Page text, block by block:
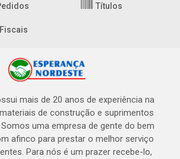
Títulos
mais de 20 anos de experiência na
de construção e suprimentos
uma empresa de gente do bem
afinco para prestar o melhor serviço
Para nós é um prazer recebe-lo,